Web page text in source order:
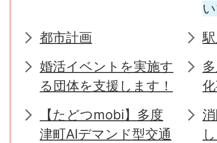
都市計画
婚活イベントを実施す
る団体を支援します！
【たどつmobi】多度
津町AIデマンド型交通